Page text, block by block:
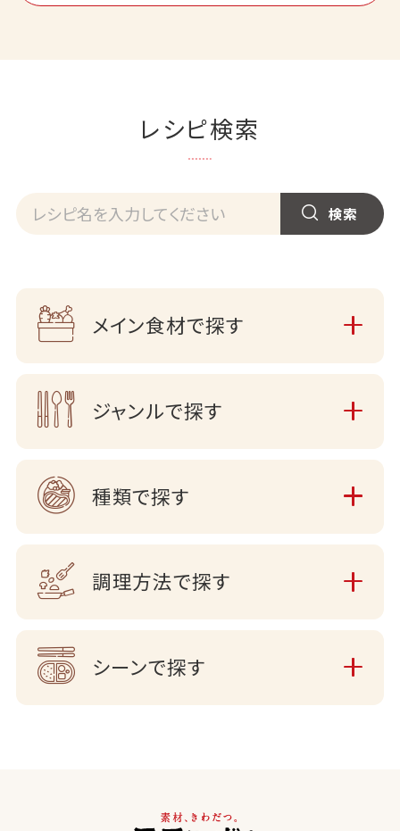
レシピ検索
メイン食材で探す
ジャンルで探す
種類で探す
調理方法で探す
シーンで探す